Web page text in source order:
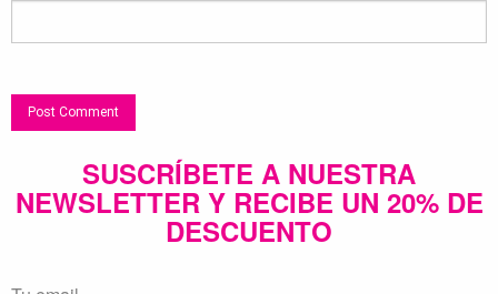
SUSCRÍBETE A NUESTRA
NEWSLETTER Y RECIBE UN 20% DE
DESCUENTO